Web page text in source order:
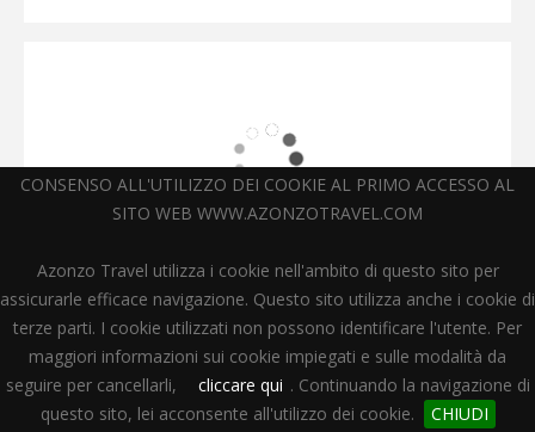
CONSENSO ALL'UTILIZZO DEI COOKIE AL PRIMO ACCESSO AL
SITO WEB WWW.AZONZOTRAVEL.COM
Azonzo Travel utilizza i cookie nell'ambito di questo sito per
assicurarle efficace navigazione. Questo sito utilizza anche i cookie di
terze parti. I cookie utilizzati non possono identificare l'utente. Per
maggiori informazioni sui cookie impiegati e sulle modalità da
seguire per cancellarli,
cliccare qui . Continuando la navigazione di
questo sito, lei acconsente all'utilizzo dei cookie.
CHIUDI
Giappone - Tra i fiori di ciliegio, sulle
orme dei samurai.
VIAGGI SU MISURA